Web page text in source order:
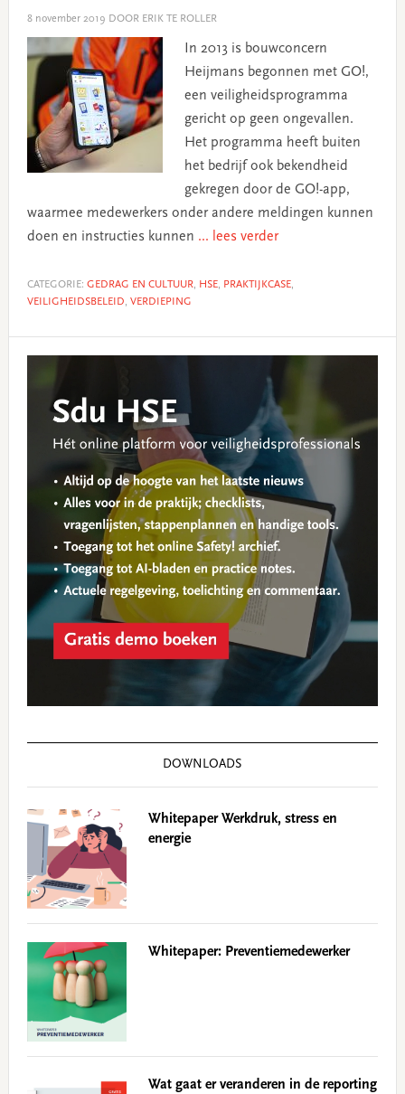
8 november 2019 DOOR ERIK TE ROLLER
In 2013 is bouwconcern
Heijmans begonnen met GO!,
een veiligheidsprogramma
gericht op geen ongevallen.
Het programma heeft buiten
het bedrijf ook bekendheid
gekregen door de GO!-app,
waarmee medewerkers onder andere meldingen kunnen
doen en instructies kunnen ... lees verder
CATEGORIE: GEDRAG EN CULTUUR, HSE, PRAKTIJKCASE,
VEILIGHEIDSBELEID, VERDIEPING
Primary
Sidebar
DOWNLOADS
Whitepaper Werkdruk, stress en
energie
Whitepaper: Preventiemedewerker
Wat gaat er veranderen in de reporting